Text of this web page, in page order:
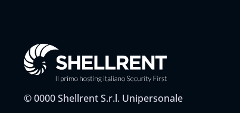
©0000Shellrent S.r.l. Unipersonale